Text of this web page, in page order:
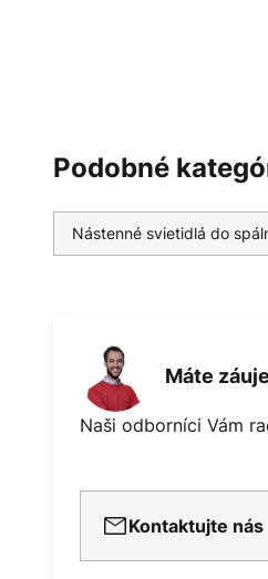
Podobné
Nástenné svietidlá do
Máte
Naši odborníci Vám
Kontaktujte nás